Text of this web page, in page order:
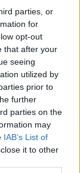
parties, or
for
opt-out
that after your
seeing
utilized by
prior to
further
parties on the
may
IAB’s List of
it to other
στη
την
της.
στα
- Τι